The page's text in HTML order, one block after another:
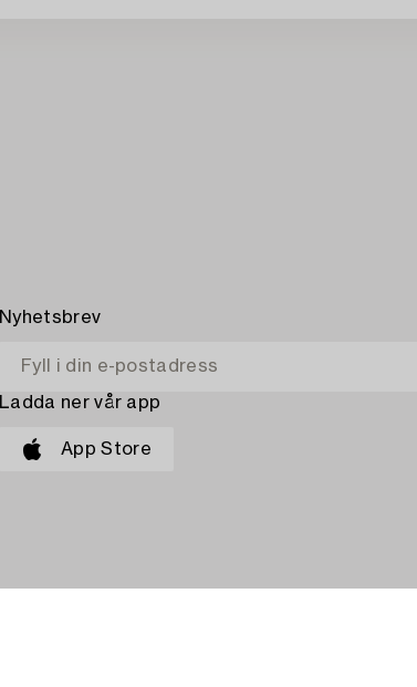
Nyhetsbrev
Ladda ner vår app
App Store